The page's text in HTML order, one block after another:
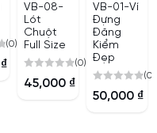
(0)
₫
VB-08-
Lót
Chuột
Full Size
0
(0)
45,000 ₫
VB-01-Ví
Đựng
Đăng
Kiểm
Đẹp
0
(0)
50,000 ₫